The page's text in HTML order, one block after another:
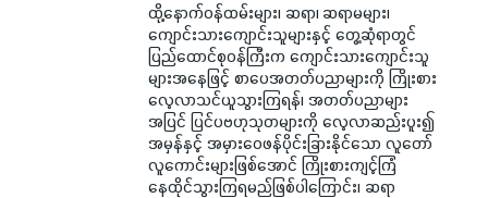
ထို့နောက်ဝန်ထမ်းများ၊ ဆရာ၊ ဆရာမများ၊
ကျောင်းသားကျောင်းသူများနှင့် တွေ့ဆုံရာတွင်
ပြည်ထောင်စုဝန်ကြီးက ကျောင်းသားကျောင်းသူ
များအနေဖြင့် စာပေအတတ်ပညာများကို ကြိုးစား
လေ့လာသင်ယူသွားကြရန်၊ အတတ်ပညာများ
အပြင် ပြင်ပဗဟုသုတများကို လေ့လာဆည်းပူး၍
အမှန်နှင့် အမှားဝေဖန်ပိုင်းခြားနိုင်သော လူတော်
လူကောင်းများဖြစ်အောင် ကြိုးစားကျင့်ကြံ
နေထိုင်သွားကြရမည်ဖြစ်ပါကြောင်း၊ ဆရာ